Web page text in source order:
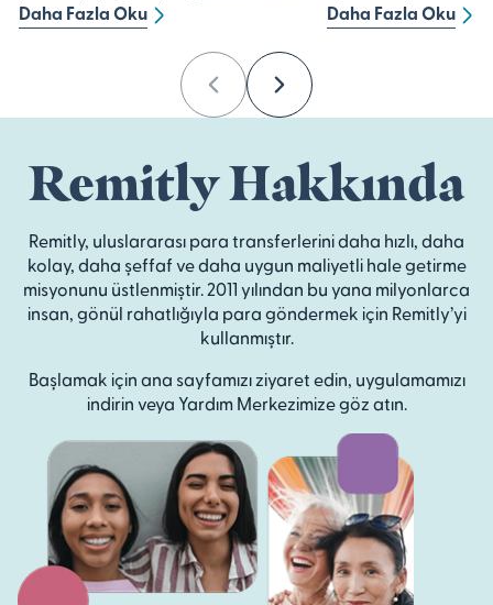
Daha Fazla Oku
Daha Fazla Oku
PreviousNext
Remitly Hakkında
Remitly, uluslararası para transferlerini daha hızlı, daha
kolay, daha şeffaf ve daha uygun maliyetli hale getirme
misyonunu üstlenmiştir. 2011 yılından bu yana milyonlarca
insan, gönül rahatlığıyla para göndermek için Remitly’yi
kullanmıştır.
Başlamak için ana sayfamızı ziyaret edin, uygulamamızı
indirin veya Yardım Merkezimize göz atın.